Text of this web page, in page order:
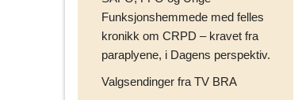
Funksjonshemmede med felles
kronikk om CRPD – kravet fra
paraplyene, i Dagens perspektiv.
Valgsendinger fra TV BRA